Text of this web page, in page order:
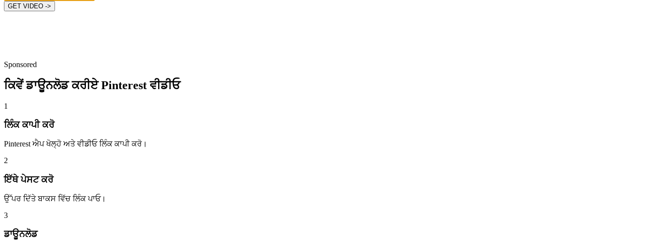
GET VIDEO ->
Sponsored
ਕਿਵੇਂ ਡਾਊਨਲੋਡ ਕਰੀਏ Pinterest ਵੀਡੀਓ
1
ਲਿੰਕ ਕਾਪੀ ਕਰੋ
Pinterest ਐਪ ਖੋਲ੍ਹੋ ਅਤੇ ਵੀਡੀਓ ਲਿੰਕ ਕਾਪੀ ਕਰੋ।
2
ਇੱਥੇ ਪੇਸਟ ਕਰੋ
ਉੱਪਰ ਦਿੱਤੇ ਬਾਕਸ ਵਿੱਚ ਲਿੰਕ ਪਾਓ।
3
ਡਾਊਨਲੋਡ